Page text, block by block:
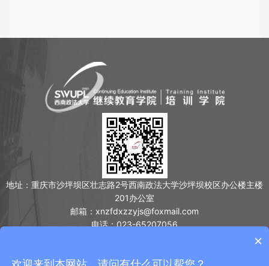
地址：重庆市沙坪坝区壮志路2号西南政法大学沙坪坝校区办公楼主楼
201办公室
邮箱：xnzfdxzzyjs@foxmail.com
电话：023-65207056
法学同等学力 法学在职研究生 西南政法干部培训
×